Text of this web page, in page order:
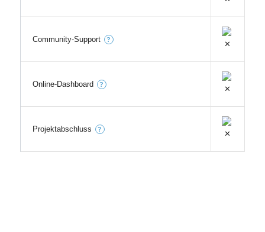
Community-Support ?
Online-Dashboard ?
Projektabschluss ?